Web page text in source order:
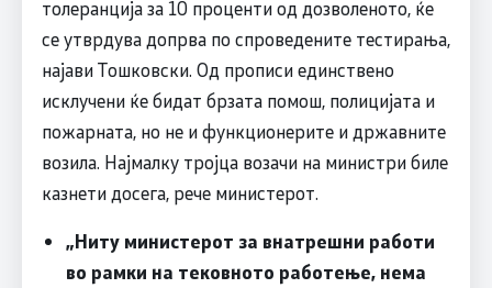
толеранција за 10 проценти од дозволеното, ќе
се утврдува допрва по спроведените тестирања,
најави Тошковски. Од прописи единствено
исклучени ќе бидат брзата помош, полицијата и
пожарната, но не и функционерите и државните
возила. Најмалку тројца возачи на министри биле
казнети досега, рече министерот.
„Ниту министерот за внатрешни работи
во рамки на тековното работење, нема